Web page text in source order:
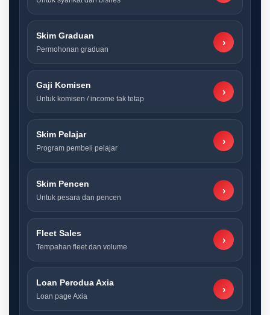
Skim Graduan
Permohonan graduan
›
Gaji Komisen
Untuk komisen / income tak tetap
›
Skim Pelajar
Program pembeli pelajar
›
Skim Pencen
Untuk pesara dan pencen
›
Fleet Sales
Tempahan fleet dan volume
›
Loan Perodua Axia
Loan page Axia
›